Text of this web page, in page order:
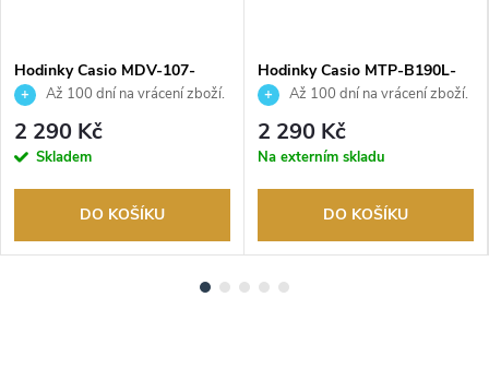
Hodinky Casio MDV-107-
1A1VEFAž 100 dní na vrácení zboží.
Autorizovaný prodejce.
2 290 Kč
Skladem
DO KOŠÍKU
Hodinky Casio MTP-B190L-
7BVERAž 100 dní na vrácení zboží.
Autorizovaný prodejce.
2 290 Kč
Na externím skladu
DO KOŠÍKU